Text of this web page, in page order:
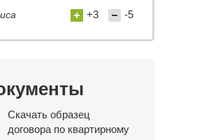
+3 -5
Скачать образец
договора по квартирному